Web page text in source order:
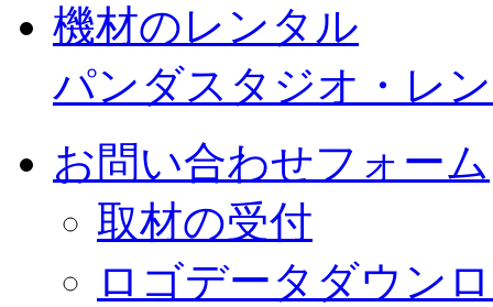
機材のレンタル
パンダスタジオ・レ
お問い合わせフォーム
取材の受付
ロゴデータダウン